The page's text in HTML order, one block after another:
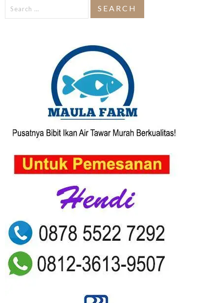
Search
for: